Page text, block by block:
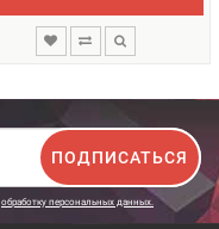
ПОДПИСАТЬСЯ
обработку персональных данных.